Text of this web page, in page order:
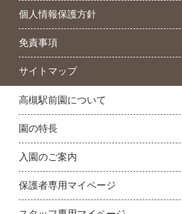
個人情報保護方針
免責事項
サイトマップ
高槻駅前園について
園の特長
入園のご案内
保護者専用マイページ